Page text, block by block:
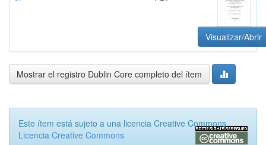
Visualizar/Abrir
Mostrar el registro Dublin Core completo del ítem
Este ítem está sujeto a una licencia Creative Commons
Licencia Creative Commons